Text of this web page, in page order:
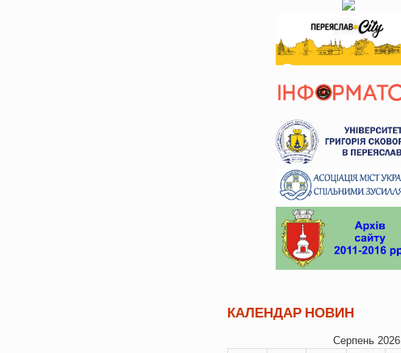
КАЛЕНДАР НОВИН
Серпень 2026